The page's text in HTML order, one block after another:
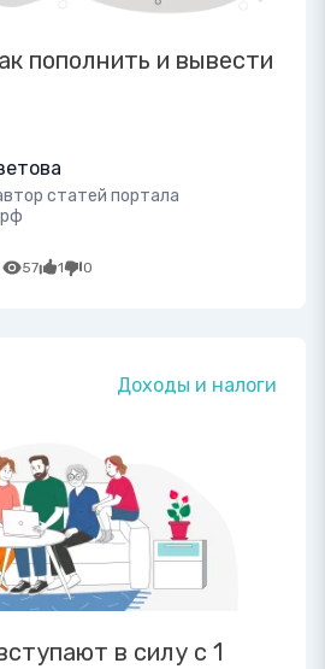
пополнить и вывести
статей портала
57 1 0
Доходы и налоги
в силу с 1